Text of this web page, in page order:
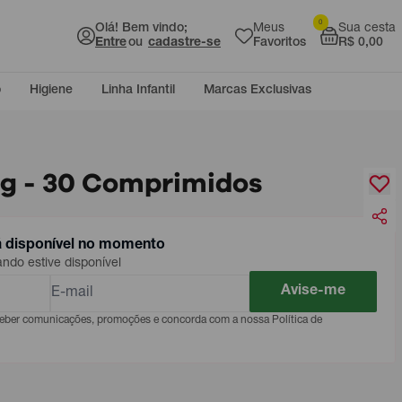
Olá! Bem vindo;
Entreou cadastre-se
Meus
Favoritos
Sua cesta
R$ 0,00
0
Higiene Linha Infantil Marcas Exclusivas
- 30 Comprimidos
disponível no momento
estive disponível
Avise-me
comunicações, promoções e concorda com a nossa Política de